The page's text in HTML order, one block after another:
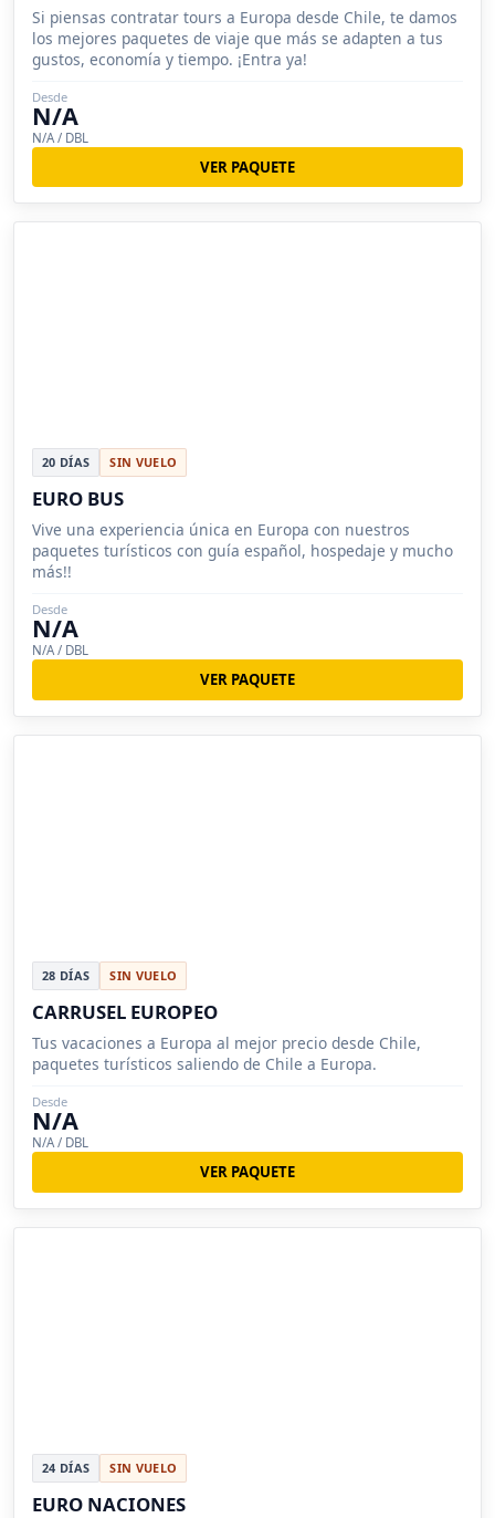
Si piensas contratar tours a Europa desde Chile, te damos
los mejores paquetes de viaje que más se adapten a tus
gustos, economía y tiempo. ¡Entra ya!
Desde
N/A
N/A / DBL
VER PAQUETE
20 DÍAS SIN VUELO
EURO BUS
Vive una experiencia única en Europa con nuestros
paquetes turísticos con guía español, hospedaje y mucho
más!!
Desde
N/A
N/A / DBL
VER PAQUETE
28 DÍAS SIN VUELO
CARRUSEL EUROPEO
Tus vacaciones a Europa al mejor precio desde Chile,
paquetes turísticos saliendo de Chile a Europa.
Desde
N/A
N/A / DBL
VER PAQUETE
24 DÍAS SIN VUELO
EURO NACIONES